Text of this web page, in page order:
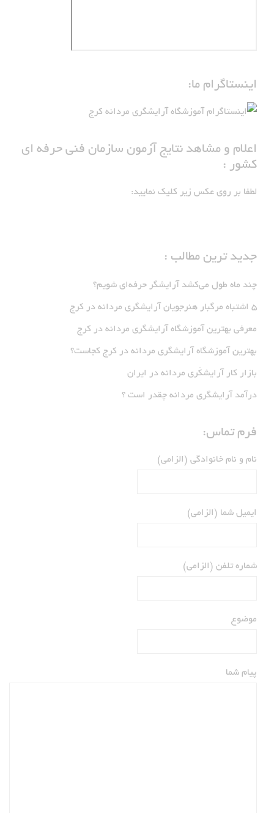
اینستاگرام ما:
اعلام و مشاهد نتایج آزمون سازمان فنی حرفه ای
کشور :
لطفا بر روی عکس زیر کلیک نمایید:
جدید ترین مطالب :
چند ماه طول می‌کشد آرایشگر حرفه‌ای شویم؟
5 اشتباه مرگبار هنرجویان آرایشگری مردانه در کرج
معرفی بهترین آموزشگاه آرایشگری مردانه در کرج
بهترین آموزشگاه آرایشگری مردانه در کرج کجاست؟
بازار كار آرايشكَرى مردانه در ايران
درآمد آرایشگری مردانه چقدر است ؟
فرم تماس:
نام و نام خانوادگی (الزامی)
ایمیل شما (الزامی)
شماره تلفن (الزامی)
موضوع
پیام شما